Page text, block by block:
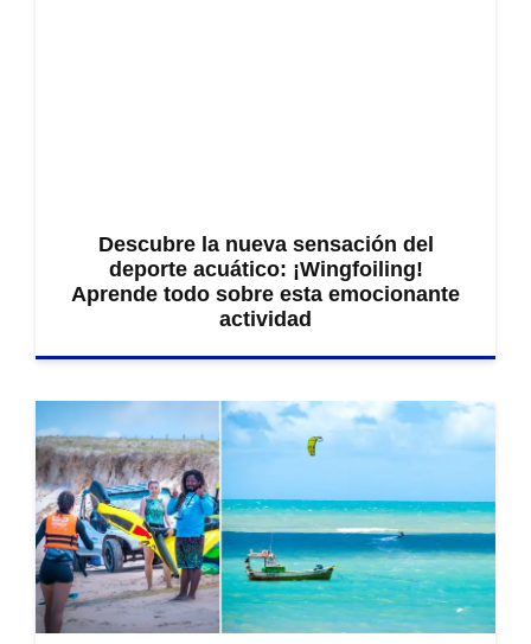
Descubre la nueva sensación del
deporte acuático: ¡Wingfoiling!
Aprende todo sobre esta emocionante
actividad